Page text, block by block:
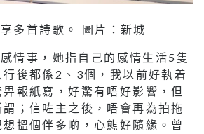
多首詩歌。 圖片：新城
情事，她指自己的感情生活5隻
後都係2、3個，我以前好執着
報紙寫，好驚有唔好影響，但
；信咗主之後，唔會再為拍拖
搵個伴多啲，心態好隨緣。曾